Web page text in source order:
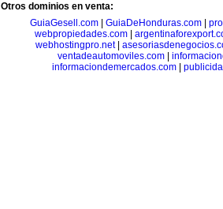
Otros dominios en venta:
GuiaGesell.com| GuiaDeHonduras.com|
webpropiedades.com
webhostingpro.net|
ventadeautomoviles.com|
informaciondemercados.com|